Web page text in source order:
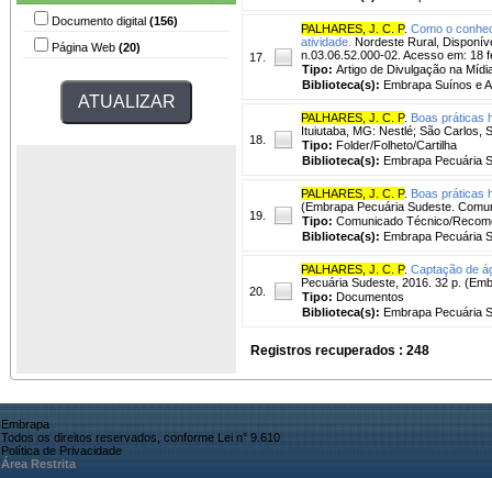
Documento digital (156)
Página Web (20)
17.
PALHARES, J. C. P. Como o
atividade. Nordeste Rural,
n.03.06.52.000-02. Acesso em: 18
Tipo: Artigo de Divulgação na
Biblioteca(s): Embrapa Suínos e
18.
PALHARES, J. C. P. Boas práticas
Ituiutaba, MG: Nestlé; São Carlos,
Tipo: Folder/Folheto/Cartilha
Biblioteca(s): Embrapa Pecuária
19.
PALHARES, J. C. P. Boas práticas
(Embrapa Pecuária Sudeste.
Tipo: Comunicado Técnico/
Biblioteca(s): Embrapa Pecuária
20.
PALHARES, J. C. P. Captação de
Pecuária Sudeste, 2016. 32 p.
Tipo: Documentos
Biblioteca(s): Embrapa Pecuária
Registros recuperados : 248
Embrapa
Todos os direitos reservados, conforme Lei n° 9.610
Política de Privacidade
Área Restrita